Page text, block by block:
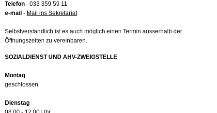
Telefon - 033 359 59 11
e-mail - Mail ins Sekretariat
Selbstverständlich ist es auch möglich einen Termin ausserhalb der
Öffnungszeiten zu vereinbaren.
SOZIALDIENST UND AHV-ZWEIGSTELLE
Montag
geschlossen
Dienstag